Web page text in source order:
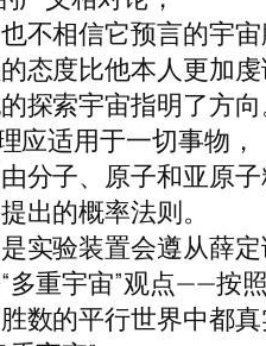
不相信它预言的宇宙
态度比他本人更加虔
探索宇宙指明了方向
应适用于一切事物，
分子、原子和亚原子
出的概率法则。
实验装置会遵从薛定
重宇宙”观点——按
数的平行世界中都真